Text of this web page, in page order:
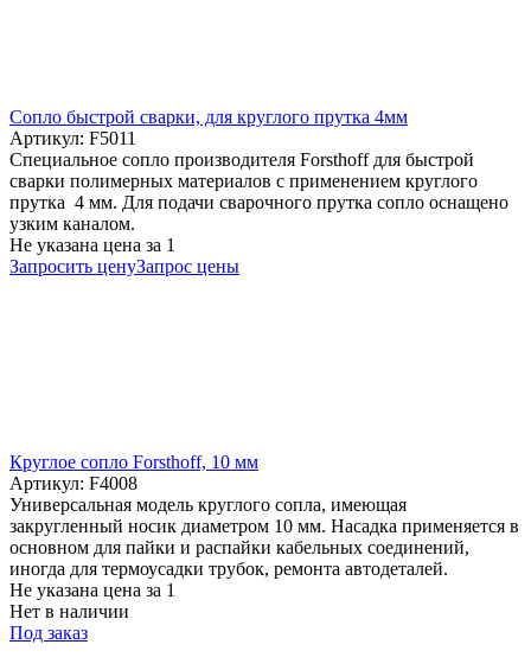
Cопло быстрой сварки, для круглого прутка 4мм
Артикул: F5011
Специальное сопло производителя Forsthoff для быстрой
сварки полимерных материалов с применением круглого
прутка 4 мм. Для подачи сварочного прутка сопло оснащено
узким каналом.
Не указана цена за 1
Запросить ценуЗапрос цены
Круглое сопло Forsthoff, 10 мм
Артикул: F4008
Универсальная модель круглого сопла, имеющая
закругленный носик диаметром 10 мм. Насадка применяется в
основном для пайки и распайки кабельных соединений,
иногда для термоусадки трубок, ремонта автодеталей.
Не указана цена за 1
Нет в наличии
Под заказ